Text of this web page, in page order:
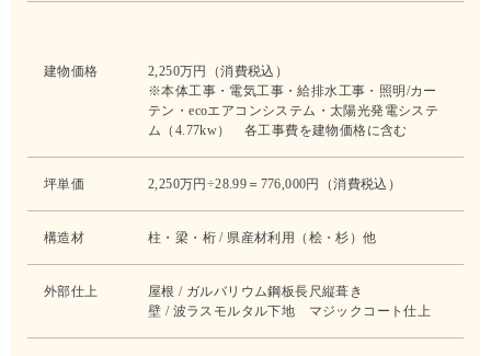
建物価格
2,250万円（消費税込）
※本体工事・電気工事・給排水工事・照明/カー
テン・ecoエアコンシステム・太陽光発電システ
ム（4.77kw） 各工事費を建物価格に含む
坪単価 2,250万円÷28.99＝776,000円（消費税込）
構造材 柱・梁・桁 / 県産材利用（桧・杉）他
外部仕上
屋根 / ガルバリウム鋼板長尺縦葺き
壁 / 波ラスモルタル下地 マジックコート仕上